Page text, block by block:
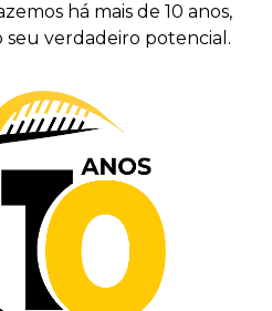
há mais de 10 anos,
verdadeiro potencial.